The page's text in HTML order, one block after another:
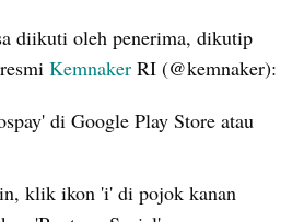
diikuti oleh penerima, dikutip
Kemnaker RI (@kemnaker):
di Google Play Store atau
klik ikon 'i' di pojok kanan